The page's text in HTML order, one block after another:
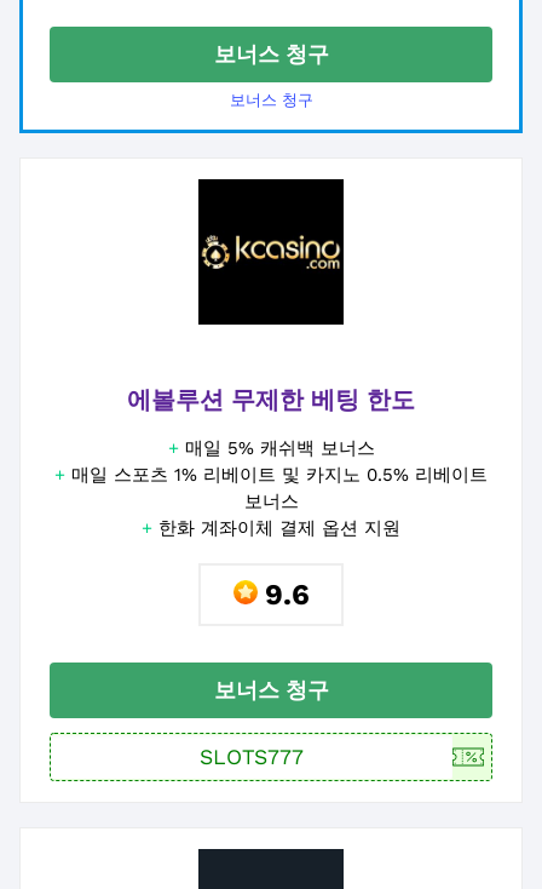
보너스 청구
보너스 청구
에볼루션 무제한 베팅 한도
+ 매일 5% 캐쉬백 보너스
+ 매일 스포츠 1% 리베이트 및 카지노 0.5% 리베이트
보너스
+ 한화 계좌이체 결제 옵션 지원
9.6
보너스 청구